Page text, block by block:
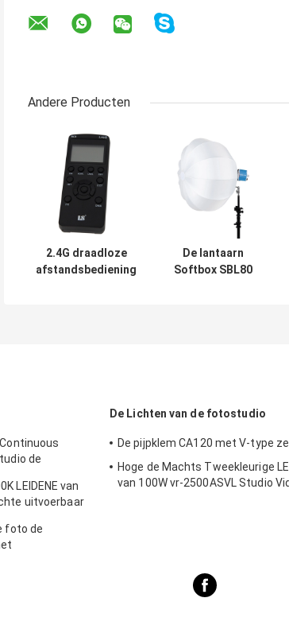
Andere Producten
2.4G draadloze
afstandsbediening
De lantaarn
Softbox SBL80
de
LEIDENE van
uitvoerbaar
foto de
De Lichten van de fotostudio
De pijpklem CA120 met V-type
Hoge de Machts Tweekleurige
van 100W vr-2500ASVL Studio